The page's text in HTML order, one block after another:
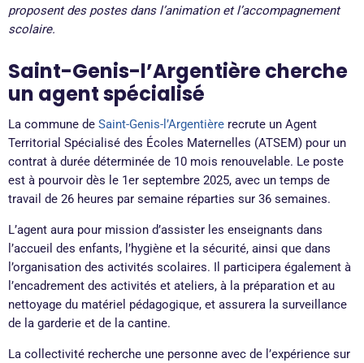
proposent des postes dans l’animation et l’accompagnement
scolaire.
Saint-Genis-l’Argentière cherche
un agent spécialisé
La commune de Saint-Genis-l’Argentière recrute un Agent
Territorial Spécialisé des Écoles Maternelles (ATSEM) pour un
contrat à durée déterminée de 10 mois renouvelable. Le poste
est à pourvoir dès le 1er septembre 2025, avec un temps de
travail de 26 heures par semaine réparties sur 36 semaines.
L’agent aura pour mission d’assister les enseignants dans
l’accueil des enfants, l’hygiène et la sécurité, ainsi que dans
l’organisation des activités scolaires. Il participera également à
l’encadrement des activités et ateliers, à la préparation et au
nettoyage du matériel pédagogique, et assurera la surveillance
de la garderie et de la cantine.
La collectivité recherche une personne avec de l’expérience sur